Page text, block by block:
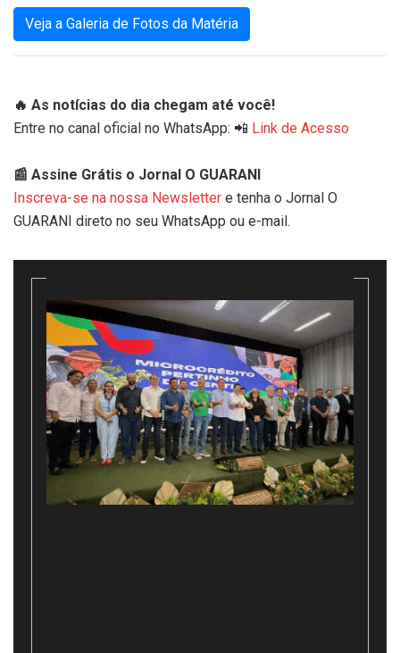
Veja a Galeria de Fotos da Matéria
🔥 As notícias do dia chegam até você!
Entre no canal oficial no WhatsApp: 📲 Link de Acesso
📰 Assine Grátis o Jornal O GUARANI
Inscreva-se na nossa Newsletter e tenha o Jornal O
GUARANI direto no seu WhatsApp ou e-mail.